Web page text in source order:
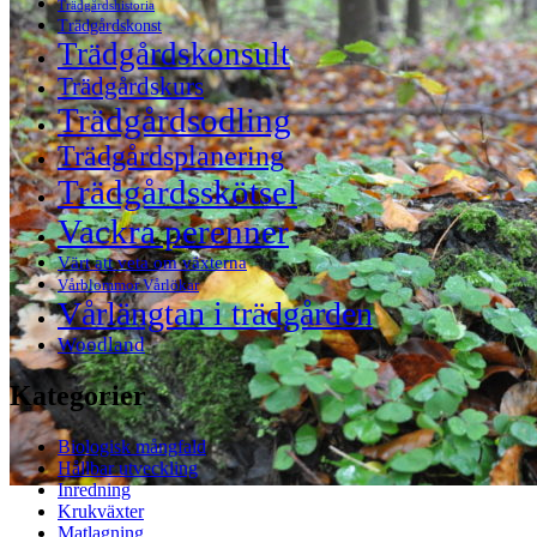
Trädgårdshistoria
Trädgårdskonst
Trädgårdskonsult
Trädgårdskurs
Trädgårdsodling
Trädgårdsplanering
Trädgårdsskötsel
Vackra perenner
Värt att veta om växterna
Vårblommor Vårlökar
Vårlängtan i trädgården
Woodland
Kategorier
Biologisk mångfald
Hållbar utveckling
Inredning
Krukväxter